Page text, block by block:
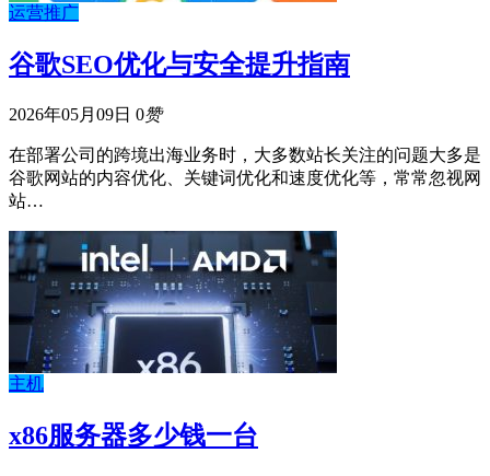
运营推广
谷歌SEO优化与安全提升指南
2026年05月09日 0赞
在部署公司的跨境出海业务时，大多数站长关注的问题大多是
谷歌网站的内容优化、关键词优化和速度优化等，常常忽视网
站…
主机
x86服务器多少钱一台